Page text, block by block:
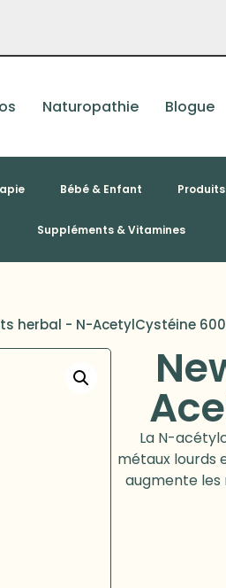
Naturopathie Blogue
Bébé & Enfant
Suppléments & Vitamines
herbal - N-AcetylCystéine
La N-
métaux lourds
augmente les